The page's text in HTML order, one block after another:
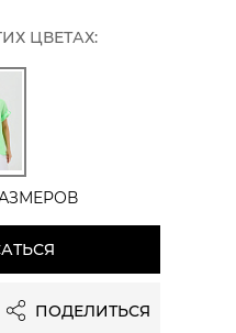
ЦВЕТАХ:
ПОДЕЛИТЬСЯ